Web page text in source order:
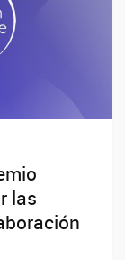
las